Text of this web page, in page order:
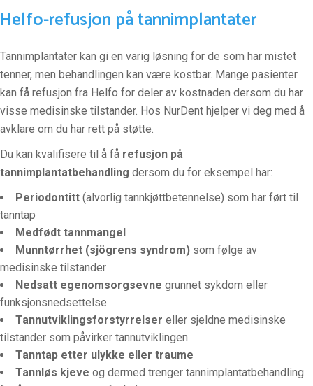
Helfo-refusjon på tannimplantater
Tannimplantater kan gi en varig løsning for de som har mistet
tenner, men behandlingen kan være kostbar. Mange pasienter
kan få refusjon fra Helfo for deler av kostnaden dersom du har
visse medisinske tilstander. Hos NurDent hjelper vi deg med å
avklare om du har rett på støtte.
Du kan kvalifisere til å få refusjon på
tannimplantatbehandling dersom du for eksempel har:
Periodontitt (alvorlig tannkjøttbetennelse) som har ført til
tanntap
Medfødt tannmangel
Munntørrhet (sjögrens syndrom) som følge av
medisinske tilstander
Nedsatt egenomsorgsevne grunnet sykdom eller
funksjonsnedsettelse
Tannutviklingsforstyrrelser eller sjeldne medisinske
tilstander som påvirker tannutviklingen
Tanntap etter ulykke eller traume
Tannløs kjeve og dermed trenger tannimplantatbehandling